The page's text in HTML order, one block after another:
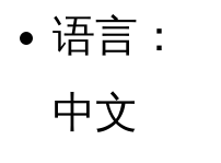
语言：
中文